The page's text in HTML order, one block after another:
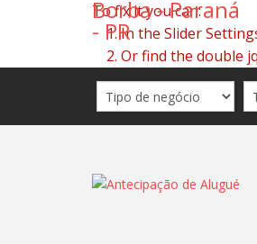
To fix it you can:
1. In the Slider
2. Or find the double